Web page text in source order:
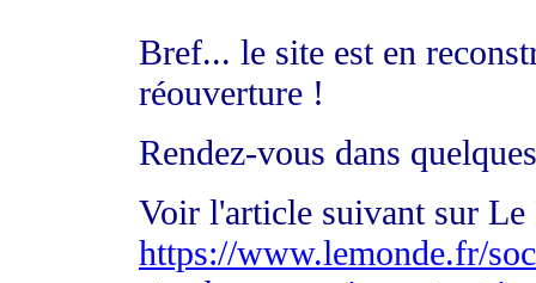
Bref... le site est en
réouverture !
Rendez-vous dans
Voir l'article suivant sur
https://www.lemonde.fr/